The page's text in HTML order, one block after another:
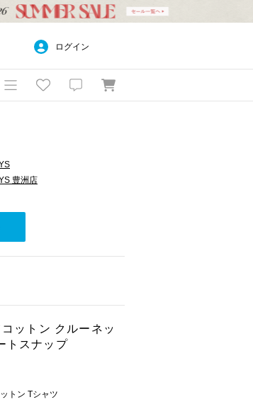
ログイン
豊洲店
ットン クルーネッ
トスナップ
トン Tシャツ